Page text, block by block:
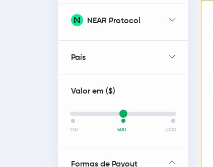
NEAR Protocol
País
Valor em ($)
250 500 1,000
Formas de Payout